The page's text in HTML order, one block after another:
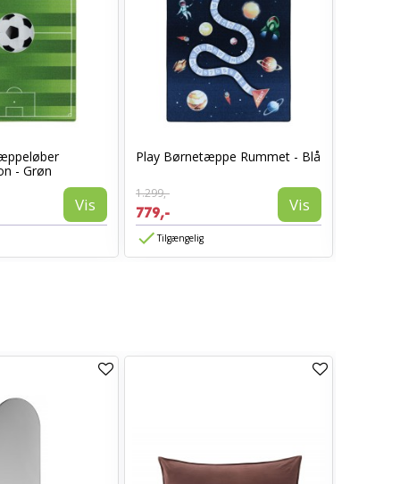
- Grøn
Vis
Play Børnetæppe Rummet - Blå
1.299,-
779,- Vis
Tilgængelig